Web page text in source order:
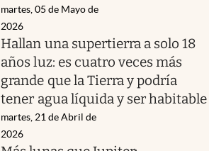
martes, 05 de Mayo de
2026
Hallan una supertierra a solo 18
años luz: es cuatro veces más
grande que la Tierra y podría
tener agua líquida y ser habitable
martes, 21 de Abril de
2026